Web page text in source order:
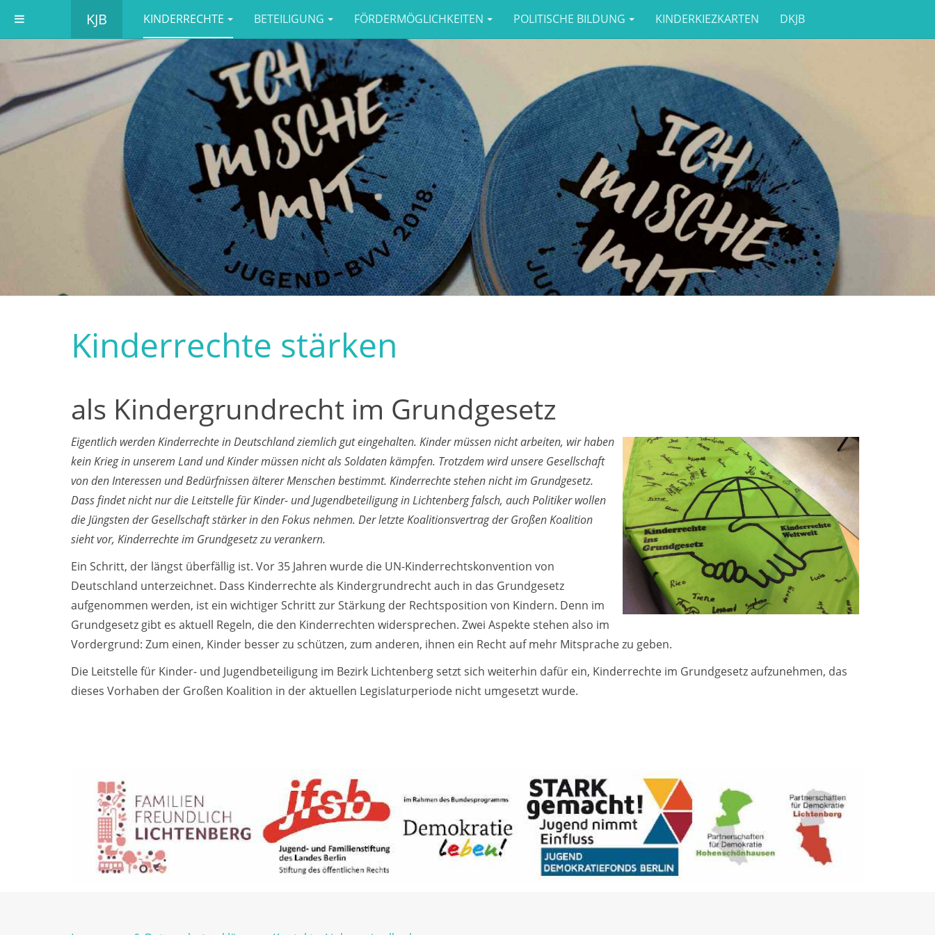
KJB KINDERRECHTE BETEILIGUNG FÖRDERMÖGLICHKEITEN POLITISCHE BILDUNG KINDERKIEZKARTEN DKJB
Kinderrechte stärken
als Kindergrundrecht im Grundgesetz
Eigentlich werden Kinderrechte in Deutschland ziemlich gut eingehalten. Kinder müssen nicht arbeiten, wir haben
kein Krieg in unserem Land und Kinder müssen nicht als Soldaten kämpfen. Trotzdem wird unsere Gesellschaft
von den Interessen und Bedürfnissen älterer Menschen bestimmt. Kinderrechte stehen nicht im Grundgesetz.
Dass findet nicht nur die Leitstelle für Kinder- und Jugendbeteiligung in Lichtenberg falsch, auch Politiker wollen
die Jüngsten der Gesellschaft stärker in den Fokus nehmen. Der letzte Koalitionsvertrag der Großen Koalition
sieht vor, Kinderrechte im Grundgesetz zu verankern.
Ein Schritt, der längst überfällig ist. Vor 35 Jahren wurde die UN-Kinderrechtskonvention von
Deutschland unterzeichnet. Dass Kinderrechte als Kindergrundrecht auch in das Grundgesetz
aufgenommen werden, ist ein wichtiger Schritt zur Stärkung der Rechtsposition von Kindern. Denn im
Grundgesetz gibt es aktuell Regeln, die den Kinderrechten widersprechen. Zwei Aspekte stehen also im
Vordergrund: Zum einen, Kinder besser zu schützen, zum anderen, ihnen ein Recht auf mehr Mitsprache zu geben.
Die Leitstelle für Kinder- und Jugendbeteiligung im Bezirk Lichtenberg setzt sich weiterhin dafür ein, Kinderrechte im Grundgesetz aufzunehmen, das
dieses Vorhaben der Großen Koalition in der aktuellen Legislaturperiode nicht umgesetzt wurde.